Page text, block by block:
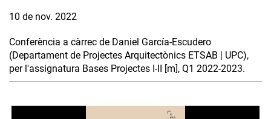
10 de nov. 2022
Conferència a càrrec de Daniel García-Escudero
(Departament de Projectes Arquitectònics ETSAB | UPC),
per l'assignatura Bases Projectes I-II [m], Q1 2022-2023.